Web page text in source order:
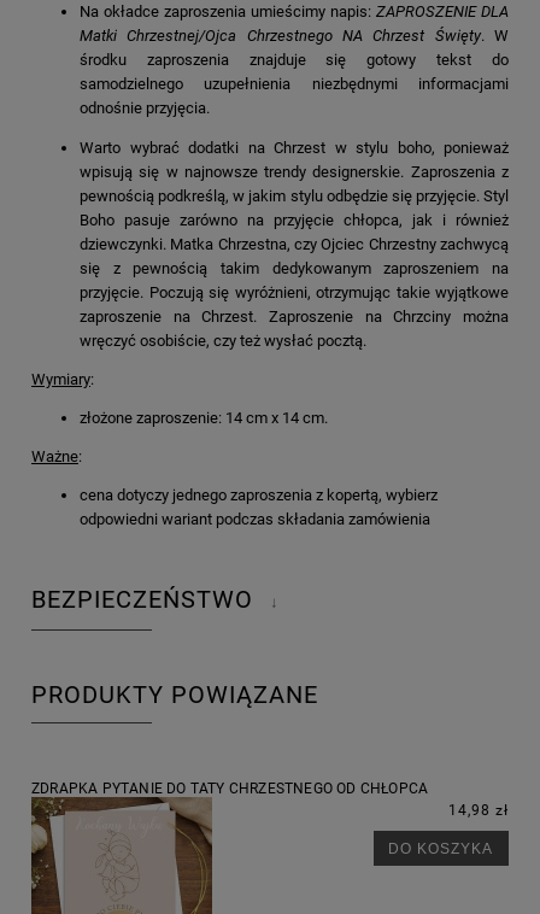
Na okładce zaproszenia umieścimy napis: ZAPROSZENIE DLA
Matki Chrzestnej/Ojca Chrzestnego NA Chrzest Święty. W
środku zaproszenia znajduje się gotowy tekst do
samodzielnego uzupełnienia niezbędnymi informacjami
odnośnie przyjęcia.
Warto wybrać dodatki na Chrzest w stylu boho, ponieważ
wpisują się w najnowsze trendy designerskie. Zaproszenia z
pewnością podkreślą, w jakim stylu odbędzie się przyjęcie. Styl
Boho pasuje zarówno na przyjęcie chłopca, jak i również
dziewczynki. Matka Chrzestna, czy Ojciec Chrzestny zachwycą
się z pewnością takim dedykowanym zaproszeniem na
przyjęcie. Poczują się wyróżnieni, otrzymując takie wyjątkowe
zaproszenie na Chrzest. Zaproszenie na Chrzciny można
wręczyć osobiście, czy też wysłać pocztą.
Wymiary:
złożone zaproszenie: 14 cm x 14 cm.
Ważne:
cena dotyczy jednego zaproszenia z kopertą, wybierz
odpowiedni wariant podczas składania zamówienia
BEZPIECZEŃSTWO ↓
PRODUKTY POWIĄZANE
ZDRAPKA PYTANIE DO TATY CHRZESTNEGO OD CHŁOPCA
14,98 zł
DO KOSZYKA